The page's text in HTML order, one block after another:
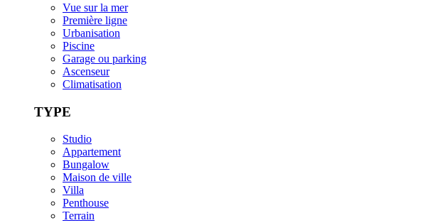
Vue sur la mer
Première ligne
Urbanisation
Piscine
Garage ou parking
Ascenseur
Climatisation
TYPE
Studio
Appartement
Bungalow
Maison de ville
Villa
Penthouse
Terrain